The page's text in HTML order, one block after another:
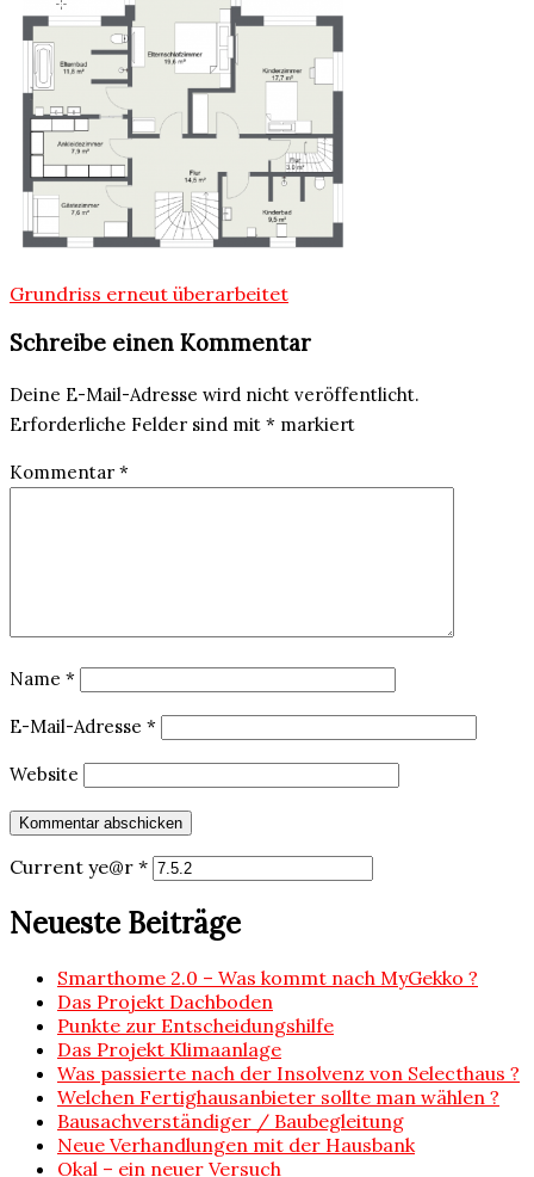
Beitragsnavigation
Grundriss erneut überarbeitet
Schreibe einen Kommentar
Deine E-Mail-Adresse wird nicht veröffentlicht.
Erforderliche Felder sind mit * markiert
Kommentar *
Name *
E-Mail-Adresse *
Website
Current ye@r *
Neueste Beiträge
Smarthome 2.0 – Was kommt nach MyGekko ?
Das Projekt Dachboden
Punkte zur Entscheidungshilfe
Das Projekt Klimaanlage
Was passierte nach der Insolvenz von Selecthaus ?
Welchen Fertighausanbieter sollte man wählen ?
Bausachverständiger / Baubegleitung
Neue Verhandlungen mit der Hausbank
Okal – ein neuer Versuch